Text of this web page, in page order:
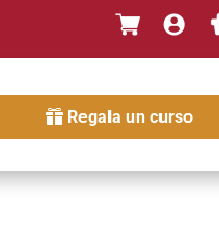
Regala un curso